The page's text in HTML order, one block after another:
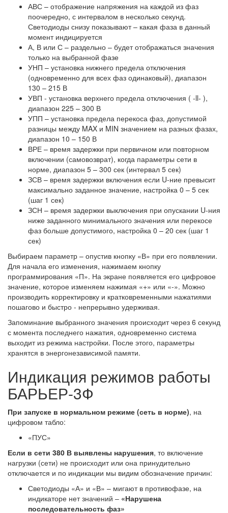
АВС – отображение напряжения на каждой из фаз
поочередно, с интервалом в несколько секунд.
Светодиоды снизу показывают – какая фаза в данный
момент индицируется
А, В или С – раздельно – будет отображаться значения
только на выбранной фазе
УНП – установка нижнего предела отключения
(одновременно для всех фаз одинаковый), диапазон
130 – 215 В
УВП - установка верхнего предела отключения ( -ll- ),
диапазон 225 – 300 В
УПП – установка предела перекоса фаз, допустимой
разницы между MAX и MIN значением на разных фазах,
диапазон 10 – 150 В
ВРЕ – время задержки при первичном или повторном
включении (самовозврат), когда параметры сети в
норме, диапазон 5 – 300 сек (интервал 5 сек)
ЗСВ – время задержки включения если U-ние превысит
максимально заданное значение, настройка 0 – 5 сек
(шаг 1 сек)
ЗСН – время задержки выключения при опускании U-ния
ниже заданного минимального значения или перекосе
фаз больше допустимого, настройка 0 – 20 сек (шаг 1
сек)
Выбираем параметр – опустив кнопку «В» при его появлении.
Для начала его изменения, нажимаем кнопку
программирования «П». На экране появляется его цифровое
значение, которое изменяем нажимая «+» или «-». Можно
производить корректировку и кратковременными нажатиями
пошагово и быстро - непрерывно удерживая.
Запоминание выбранного значения происходит через 6 секунд
с момента последнего нажатия, одновременно система
выходит из режима настройки. После этого, параметры
хранятся в энергонезависимой памяти.
Индикация режимов работы
БАРЬЕР-3Ф
При запуске в нормальном режиме (сеть в норме), на
цифровом табло:
«ПУС»
Если в сети 380 В выявлены нарушения, то включение
нагрузки (сети) не происходит или она принудительно
отключается и по индикации мы видим обозначение причин:
Светодиоды «А» и «В» – мигают в противофазе, на
индикаторе нет значений – «Нарушена
последовательность фаз»